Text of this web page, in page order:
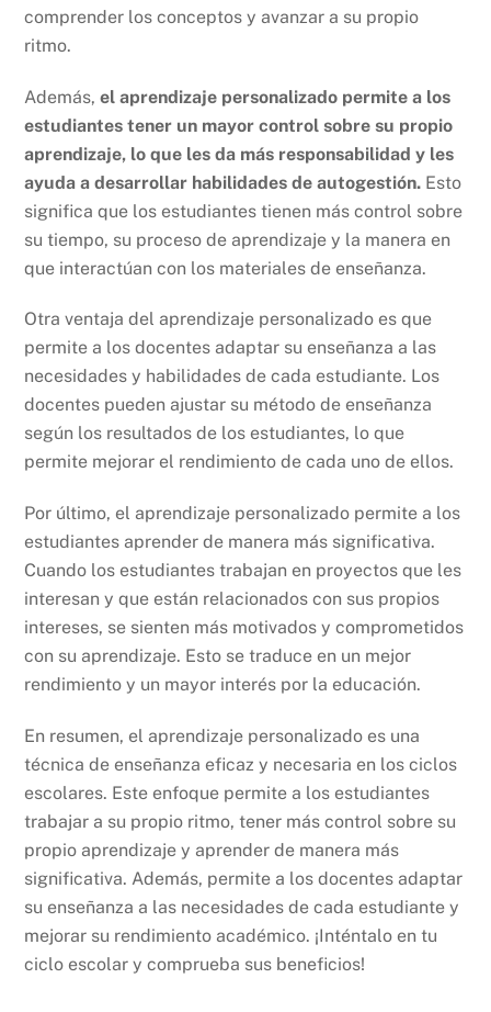
comprender los conceptos y avanzar a su propio
ritmo.
Además,el aprendizaje personalizado permite a los
estudiantes tener un mayor control sobre su propio
aprendizaje, lo que les da más responsabilidad y les
ayuda a desarrollar habilidades de autogestión. Esto
significa que los estudiantes tienen más control sobre
su tiempo, su proceso de aprendizaje y la manera en
que interactúan con los materiales de enseñanza.
Otra ventaja del aprendizaje personalizado es que
permite a los docentes adaptar su enseñanza a las
necesidades y habilidades de cada estudiante. Los
docentes pueden ajustar su método de enseñanza
según los resultados de los estudiantes, lo que
permite mejorar el rendimiento de cada uno de ellos.
Por último, el aprendizaje personalizado permite a los
estudiantes aprender de manera más significativa.
Cuando los estudiantes trabajan en proyectos que les
interesan y que están relacionados con sus propios
intereses, se sienten más motivados y comprometidos
con su aprendizaje. Esto se traduce en un mejor
rendimiento y un mayor interés por la educación.
En resumen, el aprendizaje personalizado es una
técnica de enseñanza eficaz y necesaria en los ciclos
escolares. Este enfoque permite a los estudiantes
trabajar a su propio ritmo, tener más control sobre su
propio aprendizaje y aprender de manera más
significativa. Además, permite a los docentes adaptar
su enseñanza a las necesidades de cada estudiante y
mejorar su rendimiento académico. ¡Inténtalo en tu
ciclo escolar y comprueba sus beneficios!